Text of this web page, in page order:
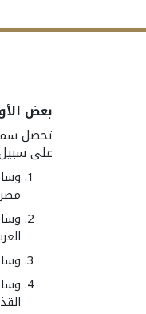
بعض
تحصل
على سبيل
مصر